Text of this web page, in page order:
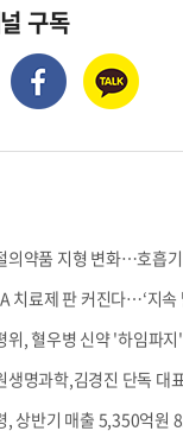
구독
의약품 지형 변화…호흡
치료제 판 커진다…‘지
위, 혈우병 신약 '하임파
생명과학,김경진 단독 대
, 상반기 매출 5,350억원
의 컬쳐포커스